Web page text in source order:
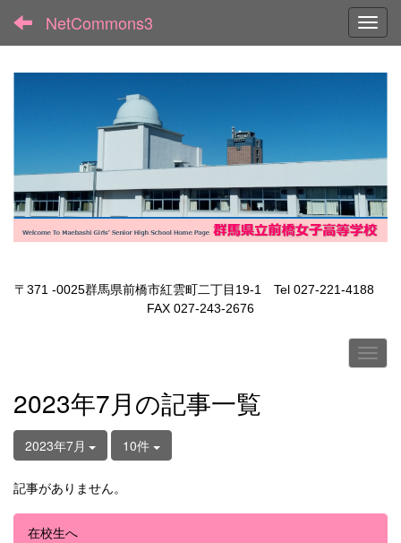
NetCommons3
〒371 -0025群馬県前橋市紅雲町二丁目19-1 Tel 027-221-4188
FAX 027-243-2676
2023年7月の記事一覧
2023年7月 10件
記事がありません。
在校生へ